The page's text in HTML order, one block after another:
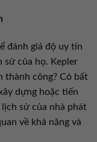
đánh giá độ uy tín
sử của họ. Kepler
thành công? Có bất
dựng hoặc tiến
sử của nhà phát
về khả năng và